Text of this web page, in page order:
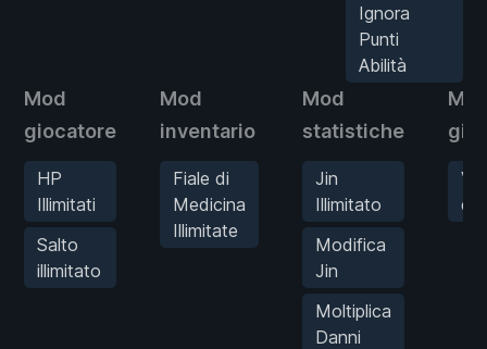
Ignora
Punti
Abilità
Mod
giocatore
HP
Illimitati
Salto
illimitato
Mod
inventario
Fiale di
Medicina
Illimitate
Mod
statistiche
Jin
Illimitato
Modifica
Jin
Moltiplica
Danni
di